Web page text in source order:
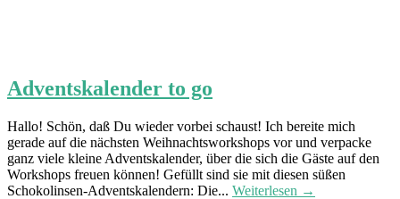
Adventskalender to go
Hallo! Schön, daß Du wieder vorbei schaust! Ich bereite mich
gerade auf die nächsten Weihnachtsworkshops vor und verpacke
ganz viele kleine Adventskalender, über die sich die Gäste auf den
Workshops freuen können! Gefüllt sind sie mit diesen süßen
Schokolinsen-Adventskalendern: Die... Weiterlesen →